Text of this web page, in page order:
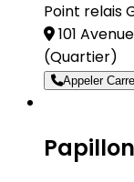
Point relais
101
(Quartier)
Appeler